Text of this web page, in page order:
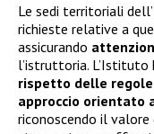
Le sedi territoriali
richieste relative a
assicurando
l’istruttoria. L’Istituto
rispetto delle regole
approccio orientato
riconoscendo il